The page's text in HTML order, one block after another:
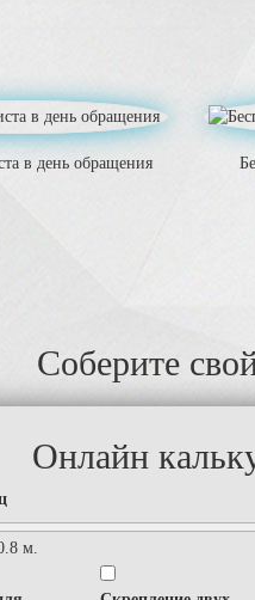
в день обращения
Соберите
Онлайн
м.